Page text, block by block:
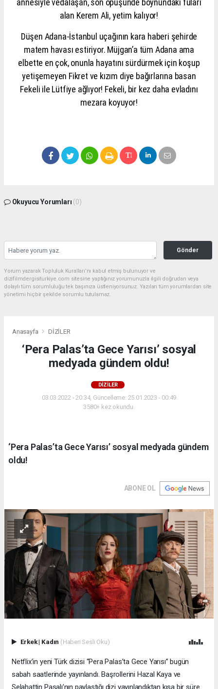
alan Kerem Ali, yetim kalıyor!
Düşen Adana-İstanbul uçağının kara haberi şehirde
matem havası estiriyor. Müjgan’a tüm Adana ama
elbette en çok, onunla hayatını sürdürmek için koşup
yetişemeyen Fikret ve kızım diye bağırlarına basan
Fekeli ile Lütfiye ağlıyor! Fekeli, bir kez daha evladını
mezara koyuyor!
Okuyucu Yorumları (0)
Gönder
Yorum yazarak Topluluk Kuralları’nı kabul etmiş bulunuyor ve
dizifilmdergisiturkiye.com sitesine yaptığınız yorumunuzla ilgili doğrudan veya
dolaylı tüm sorumluluğu tek başınıza üstleniyorsunuz. Yazılan tüm yorumlardan site
yönetimi hiçbir şekilde sorumlu tutulamaz.
Anasayfa DİZİLER
‘Pera Palas’ta Gece Yarısı’ sosyal
medyada gündem oldu!
DİZİLER
03.03.2022 - 20:34, Güncelleme: 25.01.2023 - 00:49
3580+ kez okundu.
‘Pera Palas’ta Gece Yarısı’ sosyal medyada gündem
oldu!
ABONE OL
Erkek| Kadın (Haberi Sesli Oku)
Netflix’in yeni Türk dizisi “Pera Palas’ta Gece Yarısı” bugün
sabah saatlerinde yayınlandı. Başrollerini Hazal Kaya ve
Selahattin Paşalı’nın paylaştığı dizi yayınlandıktan kısa bir süre